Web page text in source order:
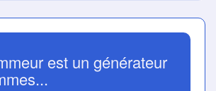
est un générateur